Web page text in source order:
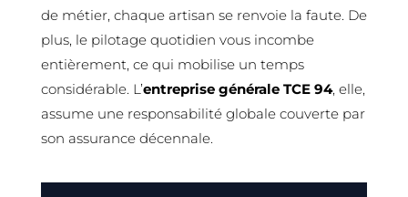
de métier, chaque artisan se renvoie la faute. De
plus, le pilotage quotidien vous incombe
entièrement, ce qui mobilise un temps
considérable. L’entreprise générale TCE 94, elle,
assume une responsabilité globale couverte par
son assurance décennale.